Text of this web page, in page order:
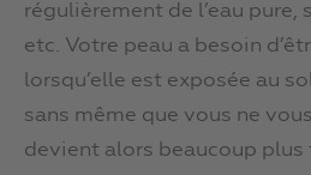
régulièrement de l’eau pure,
etc. Votre peau a besoin
lorsqu’elle est exposée au
sans même que vous ne
devient alors beaucoup plus